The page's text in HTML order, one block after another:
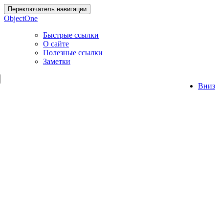
Переключатель навигации
ObjectOne
Быстрые ссылки
О сайте
Полезные ссылки
Заметки
Вниз